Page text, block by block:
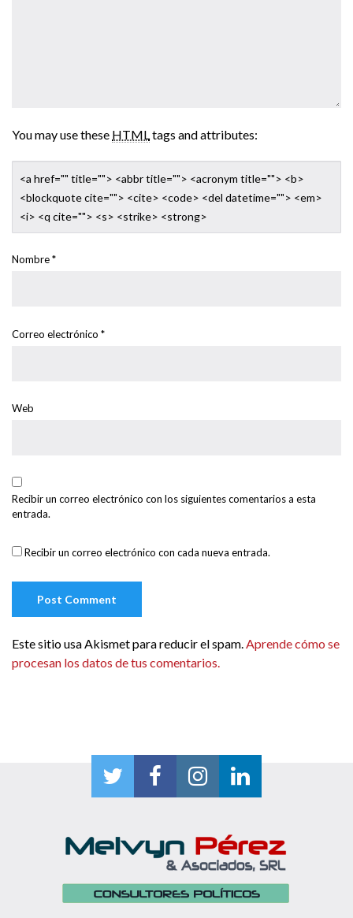
You may use these HTML tags and attributes:
<a href="" title=""> <abbr title=""> <acronym title=""> <b>
<blockquote cite=""> <cite> <code> <del datetime=""> <em>
<i> <q cite=""> <s> <strike> <strong>
Nombre*
Correo electrónico *
Web
Recibir un correo electrónico con los siguientes comentarios a esta
entrada.
Recibir un correo electrónico con cada nueva entrada.
Este sitio usa Akismet para reducir el spam. Aprende cómo se
procesan los datos de tus comentarios.